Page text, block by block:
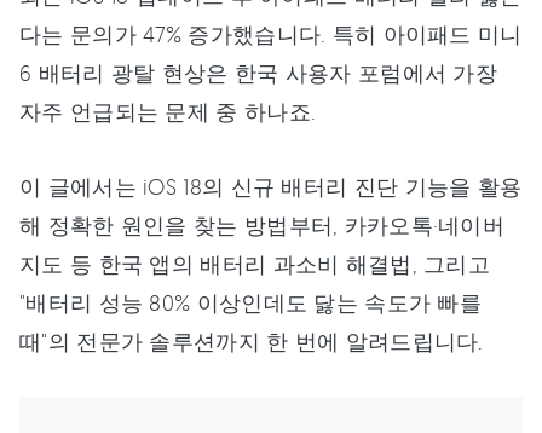
다는 문의가 47% 증가했습니다. 특히 아이패드 미니
6 배터리 광탈 현상은 한국 사용자 포럼에서 가장
자주 언급되는 문제 중 하나죠.
이 글에서는 iOS 18의 신규 배터리 진단 기능을 활용
해 정확한 원인을 찾는 방법부터, 카카오톡·네이버
지도 등 한국 앱의 배터리 과소비 해결법, 그리고
"배터리 성능 80% 이상인데도 닳는 속도가 빠를
때"의 전문가 솔루션까지 한 번에 알려드립니다.